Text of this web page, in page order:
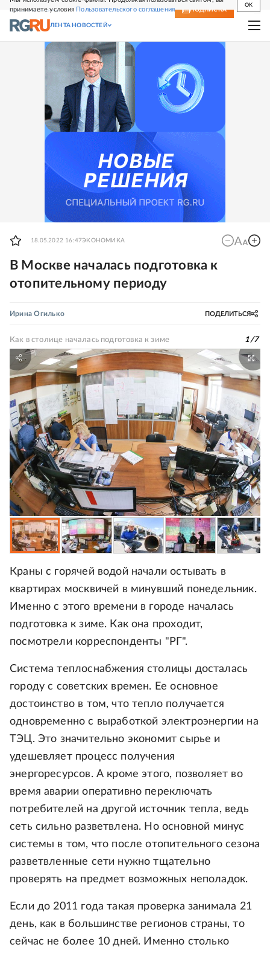
принимаете условия Пользовательского соглашения
OK
СВЕЖИЙ НОМЕР ПОДПИСКА
ЛЕНТА НОВОСТЕЙ
18.05.2022 16:47ЭКОНОМИКА
В Москве началась подготовка к
отопительному периоду
Ирина Огилько ПОДЕЛИТЬСЯ
Как в столице началась подготовка к зиме 1/7
Краны с горячей водой начали остывать в
квартирах москвичей в минувший понедельник.
Именно с этого времени в городе началась
подготовка к зиме. Как она проходит,
посмотрели корреспонденты "РГ".
Система теплоснабжения столицы досталась
городу с советских времен. Ее основное
достоинство в том, что тепло получается
одновременно с выработкой электроэнергии на
ТЭЦ. Это значительно экономит сырье и
удешевляет процесс получения
энергоресурсов. А кроме этого, позволяет во
время аварии оперативно переключать
потребителей на другой источник тепла, ведь
сеть сильно разветвлена. Но основной минус
системы в том, что после отопительного сезона
разветвленные сети нужно тщательно
проверять на предмет возможных неполадок.
Если до 2011 года такая проверка занимала 21
день, как в большинстве регионов страны, то
сейчас не более 10 дней. Именно столько